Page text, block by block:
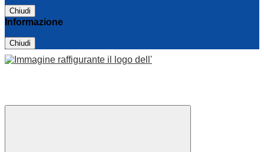
Chiudi
Informazione
Chiudi